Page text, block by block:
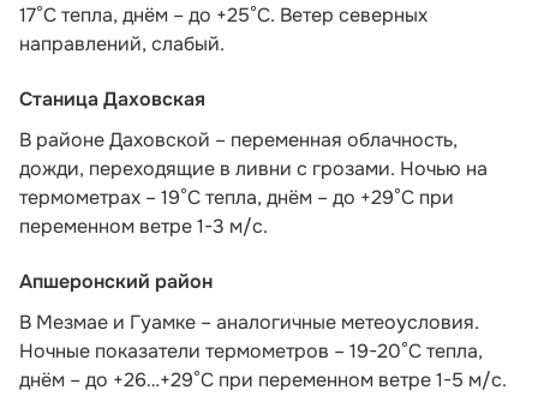
17°С тепла, днём – до +25°С. Ветер северных
направлений, слабый.
Станица Даховская
В районе Даховской – переменная облачность,
дожди, переходящие в ливни с грозами. Ночью на
термометрах – 19°C тепла, днём – до +29°C при
переменном ветре 1-3 м/с.
Апшеронский район
В Мезмае и Гуамке – аналогичные метеоусловия.
Ночные показатели термометров – 19-20°С тепла,
днём – до +26…+29°С при переменном ветре 1-5 м/с.